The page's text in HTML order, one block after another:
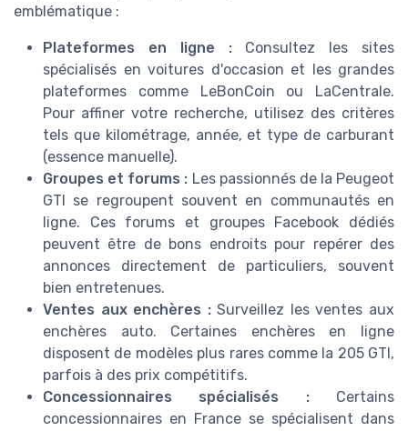
emblématique :
Plateformes en ligne :Consultez les sites
spécialisés en voitures d'occasion et les grandes
plateformes comme LeBonCoin ou LaCentrale.
Pour affiner votre recherche, utilisez des critères
tels que kilométrage, année, et type de carburant
(essence manuelle).
Groupes et forums : Les passionnés de la Peugeot
GTI se regroupent souvent en communautés en
ligne. Ces forums et groupes Facebook dédiés
peuvent être de bons endroits pour repérer des
annonces directement de particuliers, souvent
bien entretenues.
Ventes aux enchères :Surveillez les ventes aux
enchères auto. Certaines enchères en ligne
disposent de modèles plus rares comme la 205 GTI,
parfois à des prix compétitifs.
Concessionnaires spécialisés :Certains
concessionnaires en France se spécialisent dans